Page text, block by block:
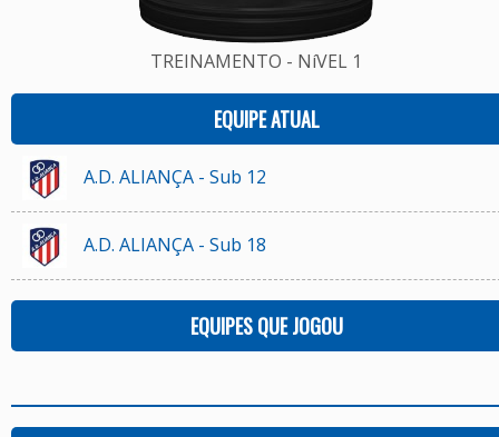
TREINAMENTO - NíVEL 1
EQUIPE ATUAL
A.D. ALIANÇA - Sub 12
A.D. ALIANÇA - Sub 18
EQUIPES QUE JOGOU